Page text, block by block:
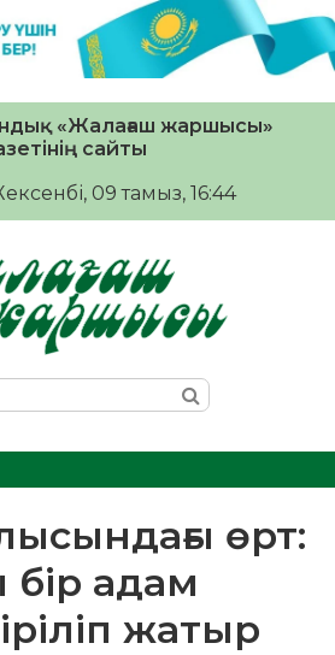
«Жалағаш жаршысы»
сайты
09 тамыз, 16:44
өрт:
бір адам
жатыр